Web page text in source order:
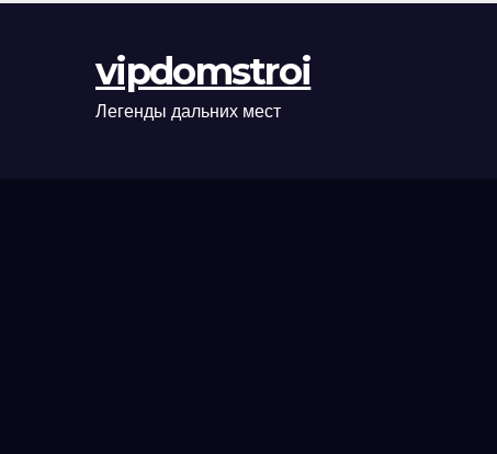
оформления
рыночные
ориентиры
vipdomstroi
Легенды дальних мест